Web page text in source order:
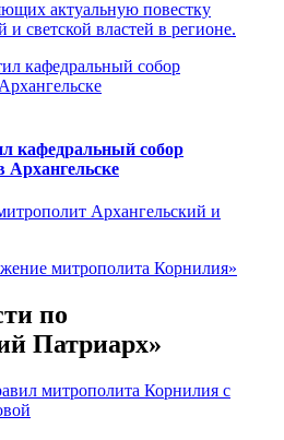
актуальную повестку
и светской властей в регионе.
кафедральный собор
Архангельске
Архангельский и
митрополита Корнилия»
по
Патриарх»